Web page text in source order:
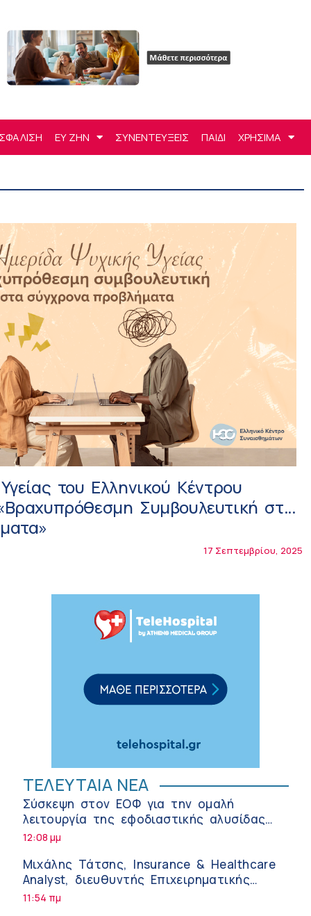
ΕΥ ΖΗΝ ΣΥΝΕΝΤΕΥΞΕΙΣ ΠΑΙΔΙ ΧΡΗΣΙΜΑ
του Ελληνικού Κέντρου
Συμβουλευτική στα
17 Σεπτεμβρίου, 2025
ΤΕΛΕΥΤΑΙΑ ΝΕΑ
Σύσκεψη στον ΕΟΦ για την ομαλή
λειτουργία της εφοδιαστικής αλυσίδας
των φαρμάκων στη διάρκεια του
12:08 μμ
Μιχάλης Τάτσης, Insurance & Healthcare
Analyst, διευθυντής Επιχειρηματικής
Ανάπτυξης Ομίλου HHG
11:54 πμ